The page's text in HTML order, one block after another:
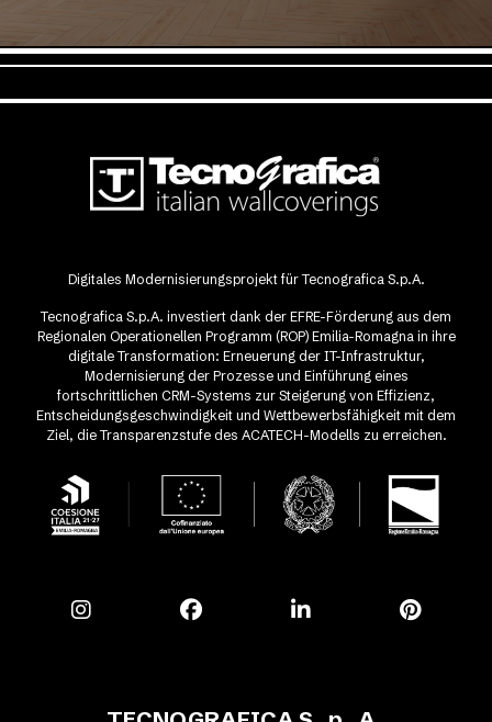
Digitales Modernisierungsprojekt für Tecnografica S.p.A.
Tecnografica S.p.A. investiert dank der EFRE-Förderung aus dem
Regionalen Operationellen Programm (ROP) Emilia-Romagna in ihre
digitale Transformation: Erneuerung der IT-Infrastruktur,
Modernisierung der Prozesse und Einführung eines
fortschrittlichen CRM-Systems zur Steigerung von Effizienz,
Entscheidungsgeschwindigkeit und Wettbewerbsfähigkeit mit dem
Ziel, die Transparenzstufe des ACATECH-Modells zu erreichen.